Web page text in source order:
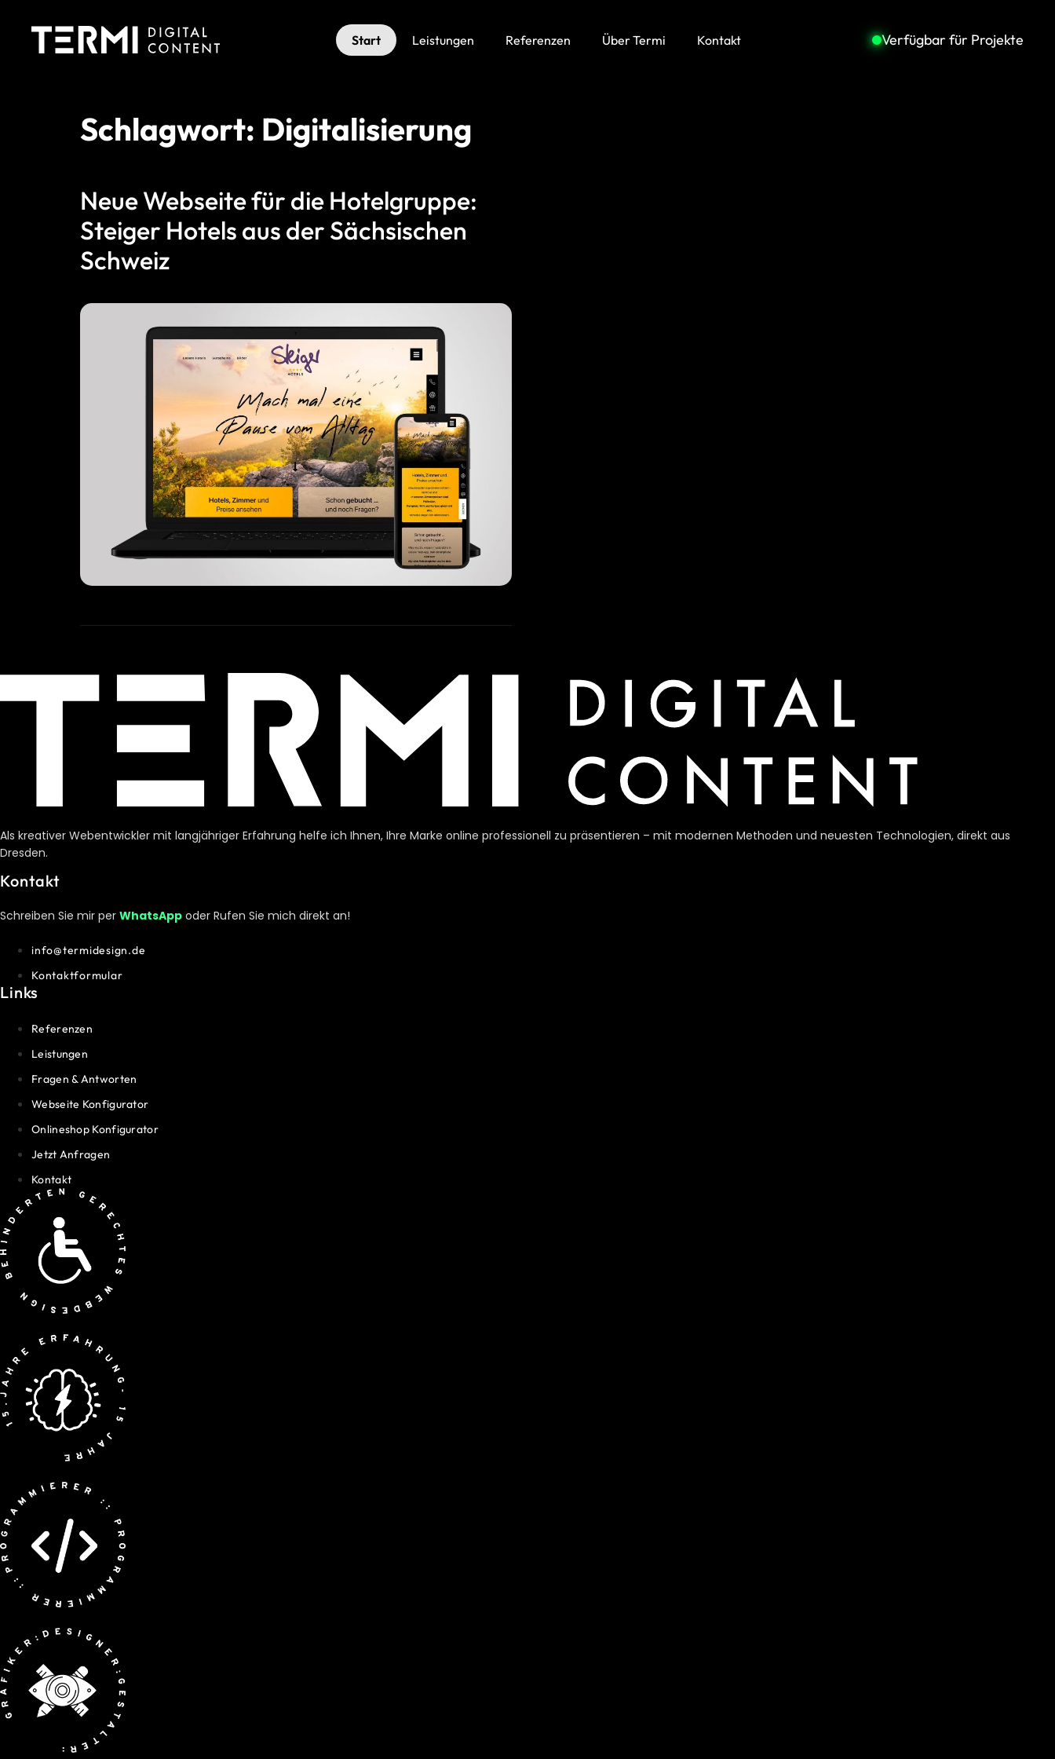
Start Leistungen Referenzen Über Termi Kontakt Verfügbar für Projekte
Schlagwort: Digitalisierung
Neue Webseite für die Hotelgruppe:
Steiger Hotels aus der Sächsischen
Schweiz
Als kreativer Webentwickler mit langjähriger Erfahrung helfe ich Ihnen, Ihre Marke online professionell zu präsentieren – mit modernen Methoden und neuesten Technologien, direkt aus
Dresden.
Kontakt
Schreiben Sie mir per WhatsApp oder Rufen Sie mich direkt an!
info@termidesign.de
Kontaktformular
Links
Referenzen
Leistungen
Fragen & Antworten
Webseite Konfigurator
Onlineshop Konfigurator
Jetzt Anfragen
Kontakt